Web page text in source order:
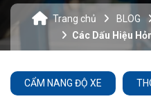
Trang chủ BLOG
Các Dấu Hiệu
CẨM NANG ĐỘ XE